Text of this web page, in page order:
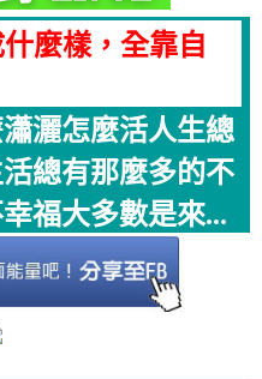
麼樣，全靠自
灑怎麼活人生總
總有那麼多的不
福大多數是來...